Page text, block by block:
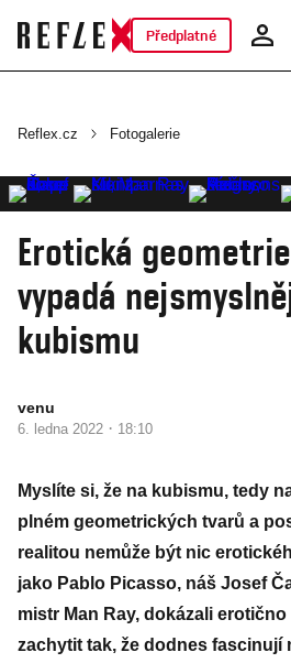
Předplatné
Reflex.cz Fotogalerie
Erotická
vypadá
kubismu
venu
6. ledna 2022 · 18:10
Myslíte si, že na kubismu, tedy
plném geometrických tvarů a
realitou nemůže být nic
jako Pablo Picasso, náš Josef
mistr Man Ray, dokázali
zachytit tak, že dodnes fascinují